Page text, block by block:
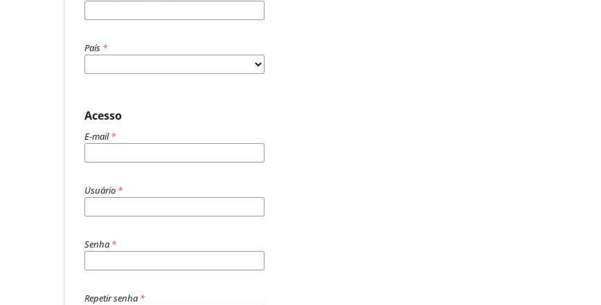
País *
Acesso
E-mail*
Usuário *
Senha *
Repetir senha *